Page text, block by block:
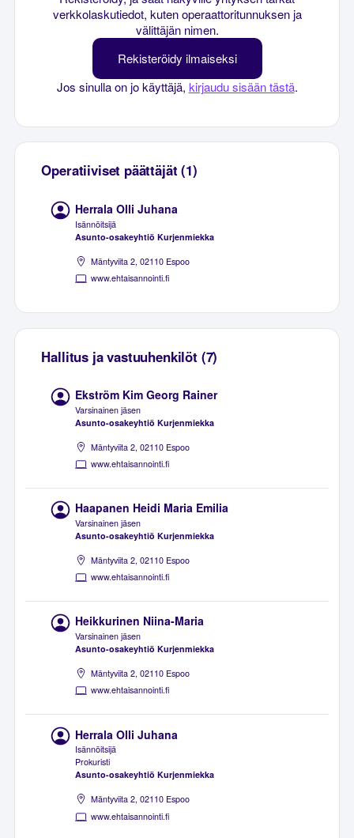
verkkolaskutiedot, kuten operaattoritunnuksen ja
välittäjän nimen.
Rekisteröidy ilmaiseksi
Jos sinulla on jo käyttäjä, kirjaudu sisään tästä.
Operatiiviset päättäjät (1)
Herrala Olli Juhana
Isännöitsijä
Asunto-osakeyhtiö Kurjenmiekka
Mäntyviita 2, 02110 Espoo
www.ehtaisannointi.fi
Hallitus ja vastuuhenkilöt (7)
Ekström Kim Georg Rainer
Varsinainen jäsen
Asunto-osakeyhtiö Kurjenmiekka
Mäntyviita 2, 02110 Espoo
www.ehtaisannointi.fi
Haapanen Heidi Maria Emilia
Varsinainen jäsen
Asunto-osakeyhtiö Kurjenmiekka
Mäntyviita 2, 02110 Espoo
www.ehtaisannointi.fi
Heikkurinen Niina-Maria
Varsinainen jäsen
Asunto-osakeyhtiö Kurjenmiekka
Mäntyviita 2, 02110 Espoo
www.ehtaisannointi.fi
Herrala Olli Juhana
Isännöitsijä
Prokuristi
Asunto-osakeyhtiö Kurjenmiekka
Mäntyviita 2, 02110 Espoo
www.ehtaisannointi.fi